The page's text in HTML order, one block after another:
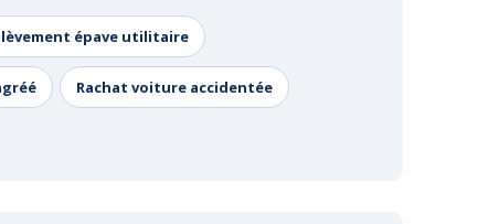
épave utilitaire
Rachat voiture accidentée